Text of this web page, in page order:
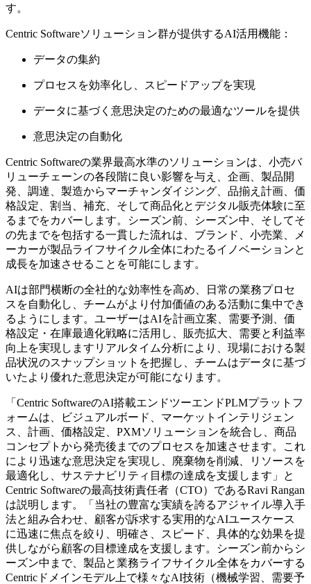
す。
Centric Softwareソリューション群が提供するAI活用機能：
データの集約
プロセスを効率化し、スピードアップを実現
データに基づく意思決定のための最適なツールを提供
意思決定の自動化
Centric Softwareの業界最高水準のソリューションは、小売バ
リューチェーンの各段階に良い影響を与え、企画、製品開
発、調達、製造からマーチャンダイジング、品揃え計画、価
格設定、割当、補充、そして商品化とデジタル販売体験に至
るまでをカバーします。シーズン前、シーズン中、そしてそ
の先までを包括する一貫した流れは、ブランド、小売業、メ
ーカーが製品ライフサイクル全体にわたるイノベーションと
成長を加速させることを可能にします。
AIは部門横断の全社的な効率性を高め、日常の業務プロセ
スを自動化し、チームがより付加価値のある活動に集中でき
るようにします。ユーザーはAIを計画立案、需要予測、価
格設定・在庫最適化戦略に活用し、販売拡大、需要と利益率
向上を実現しますリアルタイム分析により、現場における製
品状況のスナップショットを把握し、チームはデータに基づ
いたより優れた意思決定が可能になります。
「Centric SoftwareのAI搭載エンドツーエンドPLMプラットフ
ォームは、ビジュアルボード、マーケットインテリジェン
ス、計画、価格設定、PXMソリューションを統合し、商品
コンセプトから発売後までのプロセスを加速させます。これ
により迅速な意思決定を実現し、廃棄物を削減、リソースを
最適化し、サステナビリティ目標の達成を支援します」と
Centric Softwareの最高技術責任者（CTO）であるRavi Rangan
は説明します。「当社の豊富な実績を誇るアジャイル導入手
法と組み合わせ、顧客が訴求する実用的なAIユースケース
に迅速に焦点を絞り、明確さ、スピード、具体的な効果を提
供しながら顧客の目標達成を支援します。シーズン前からシ
ーズン中まで、製品と業務ライフサイクル全体をカバーする
Centricドメインモデル上で様々なAI技術（機械学習、需要予